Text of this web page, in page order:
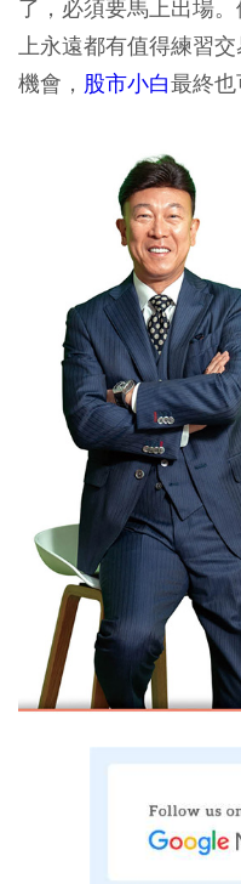
了，必須要馬上出場
上永遠都有值得練習
機會， 股市小白最終也